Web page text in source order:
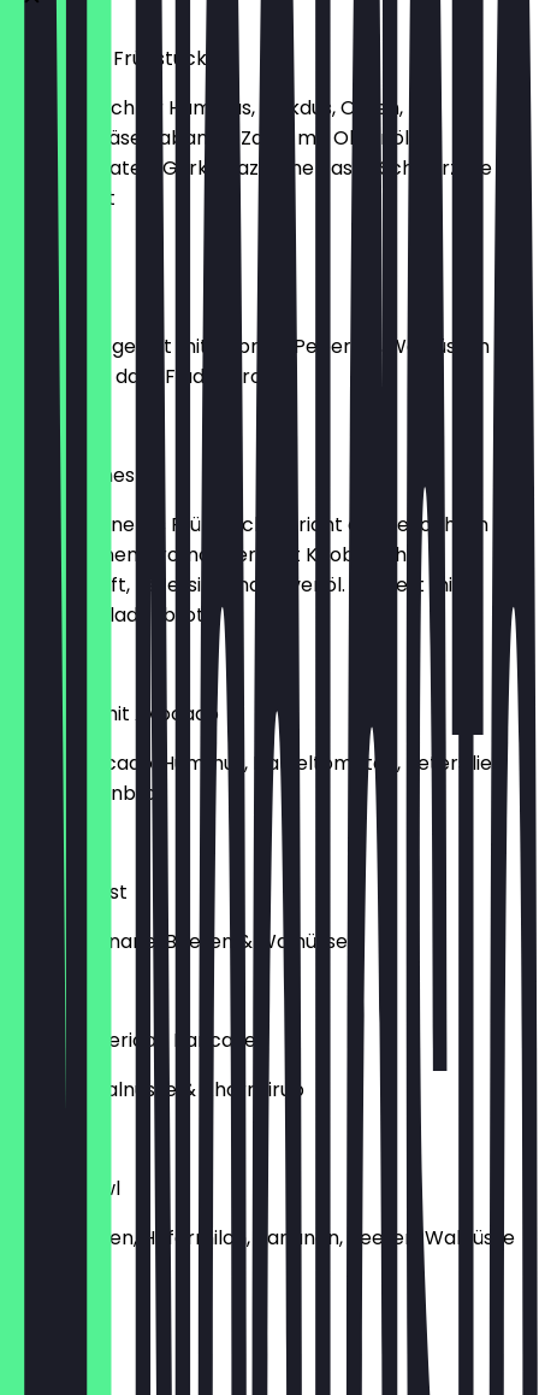
Damaskus Frühstück
Hausgemachter Hummus, Makdus, Oliven,
Shanklishkäse, Labaneh, Zatar mit Olivenöl,
Datteltomaten, Gurke dazu eine Tasse Schwarztee &
Fladenbrot
€ 14,90
Aubergine gefüllt mit Paprika, Peperoni, Walnüssen und
Knoblauch dazu Fladenbrot
Ful Medames
ein traditionelles Frühstücksgericht aus gekochten
Fava-Bohnen, aromatisiert mit Knoblauch,
Zitronensaft, Petersilie und Olivenöl. Serviert mit
frischem Fladenbrot
€ 7,90
Spiegelei mit Avocado
2 Eier, Avocado, Hummus, Datteltomaten, Petersilie
dazu Fladenbrot
Frenchtoast
Nutella, Banane, Beeren & Walnüsse
Vegan American Pancakes
Beeren, Walnüsse & Ahornsirup
Vegan Bowl
Haferflocken, Hafermilch, Bananen, Beeren, Walnüsse